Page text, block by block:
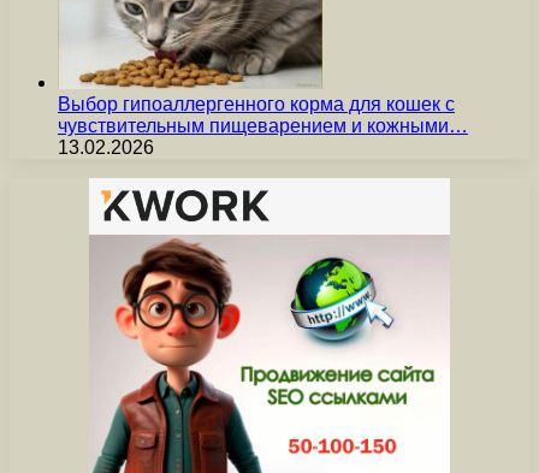
Выбор гипоаллергенного корма для кошек с
чувствительным пищеварением и кожными…
13.02.2026